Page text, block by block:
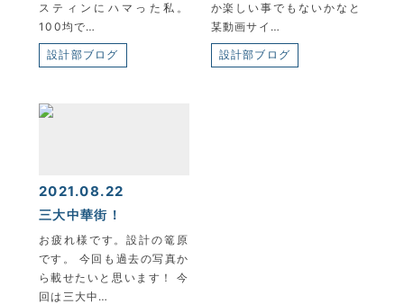
スティンにハマった私。
100均で…
設計部ブログ
か楽しい事でもないかなと
某動画サイ…
設計部ブログ
2021.08.22
三大中華街！
お疲れ様です。設計の篭原
です。 今回も過去の写真か
ら載せたいと思います！ 今
回は三大中…